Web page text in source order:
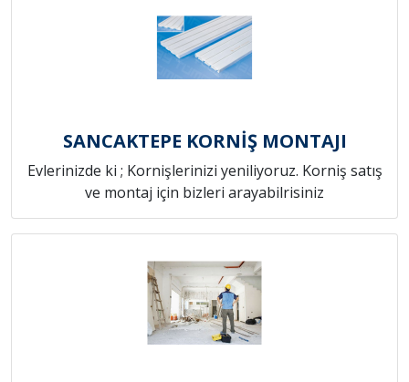
SANCAKTEPE KORNİŞ MONTAJI
Evlerinizde ki ; Kornişlerinizi yeniliyoruz. Korniş satış
ve montaj için bizleri arayabilrisiniz